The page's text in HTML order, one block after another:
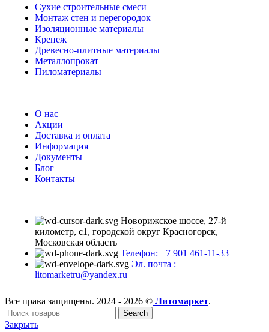
Сухие строительные смеси
Монтаж стен и перегородок
Изоляционные материалы
Крепеж
Древесно-плитные материалы
Металлопрокат
Пиломатериалы
О нас
Акции
Доставка и оплата
Информация
Документы
Блог
Контакты
Новорижское шоссе, 27-й
километр, с1, городской округ Красногорск,
Московская область
Телефон: +7 901 461-11-33
Эл. почта :
litomarketru@yandex.ru
Все права защищены. 2024 - 2026 © Литомаркет.
Search
Закрыть